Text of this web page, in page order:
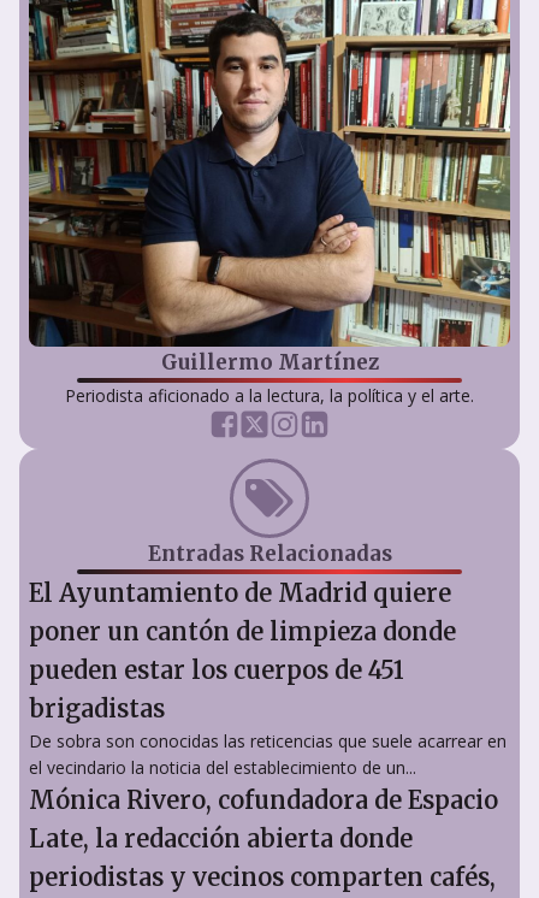
Guillermo Martínez
Periodista aficionado a la lectura, la política y el arte.
Entradas Relacionadas
El Ayuntamiento de Madrid quiere
poner un cantón de limpieza donde
pueden estar los cuerpos de 451
brigadistas
De sobra son conocidas las reticencias que suele acarrear en
el vecindario la noticia del establecimiento de un...
Mónica Rivero, cofundadora de Espacio
Late, la redacción abierta donde
periodistas y vecinos comparten cafés,